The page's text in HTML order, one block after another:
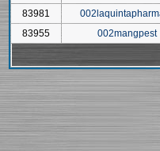
83981
83955
002mangpest